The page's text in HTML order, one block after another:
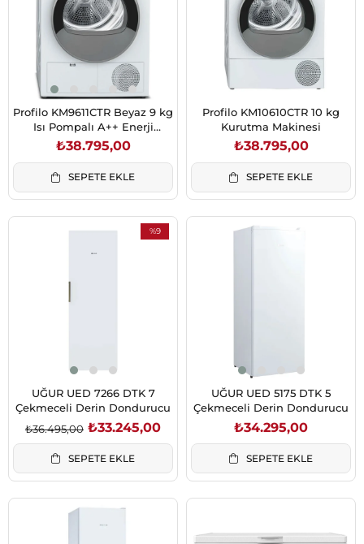
Profilo KM9611CTR Beyaz 9 kg
Isı Pompalı A++ Enerji
Çamaşır Kurutma Makinesi
₺38.795,00
SEPETE EKLE
Profilo KM10610CTR 10 kg
Kurutma Makinesi
₺38.795,00
SEPETE EKLE
%9
UĞUR UED 7266 DTK 7
Çekmeceli Derin Dondurucu
₺33.245,00
₺36.495,00
SEPETE EKLE
UĞUR UED 5175 DTK 5
Çekmeceli Derin Dondurucu
₺34.295,00
SEPETE EKLE